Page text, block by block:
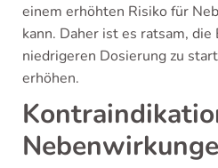
einem erhöhten Risiko für
kann. Daher ist es ratsam,
niedrigeren Dosierung zu
erhöhen.